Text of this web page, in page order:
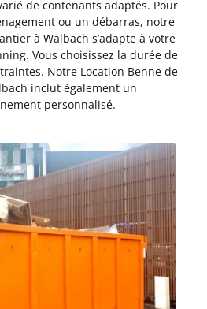
de contenants adaptés. Pour
ou un débarras, notre
à Walbach s’adapte à votre
Vous choisissez la durée de
Notre Location Benne de
inclut également un
personnalisé.